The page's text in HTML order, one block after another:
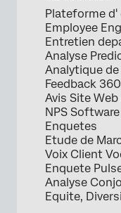
Plateforme d'
Employee
Entretien
Analyse
Analytique
Feedback 360
Avis Site
NPS Software
Enquetes
Etude de
Voix Client
Enquete
Analyse
Equite,